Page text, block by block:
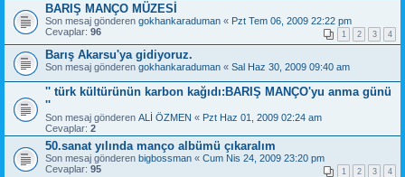
BARIŞ MANÇO MÜZESİ
Son mesaj gönderen gokhankaraduman « Pzt Tem 06, 2009 22:22 pm
Cevaplar: 96 1 2 3 4
Barış Akarsu'ya gidiyoruz.
Son mesaj gönderen gokhankaraduman « Sal Haz 30, 2009 09:40 am
'' türk kültürünün karbon kağıdı:BARIŞ MANÇO'yu anma günü
''
Son mesaj gönderen ALİ ÖZMEN « Pzt Haz 01, 2009 02:24 am
Cevaplar: 2
50.sanat yılında manço albümü çıkaralım
Son mesaj gönderen bigbossman « Cum Nis 24, 2009 23:20 pm
Cevaplar: 95 1 2 3 4